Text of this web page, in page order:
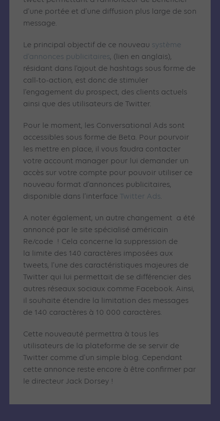
d’une portée et d’une diffusion plus large de son
message.
Le principal objectif de ce nouveau système
d’annonces publicitaires, (lien en anglais),
résidant dans l’ajout de hashtags sous forme de
call-to-action, est donc de stimuler
l’engagement du prospect, des clients actuels
ainsi que des utilisateurs de Twitter.
Pour le moment, les Conversational Ads sont
accessibles sous forme de Beta. Pour pourvoir
les mettre en place, il vous faudra contacter
votre account manager pour lui demander un
accès sur votre compte pour pouvoir utiliser ce
nouveau format d’annonces publicitaires,
disponible dans l’interface Twitter Ads.
A noter également, un autre changement a été
annoncé par le site spécialisé américain
Re/code ! Cela concerne la suppression de
la limite des 140 caractères imposées aux
tweets, l’une des caractéristiques majeures de
Twitter qui lui permettait de se différencier des
autres réseaux sociaux comme Facebook. Ainsi,
il souhaite étendre la limitation des messages
de 140 caractères à 10 000 caractères.
Cette nouveauté permettra à tous les
utilisateurs de la plateforme de se servir de
Twitter comme d’un simple blog. Cependant
cette annonce reste encore à être confirmer par
le directeur Jack Dorsey !